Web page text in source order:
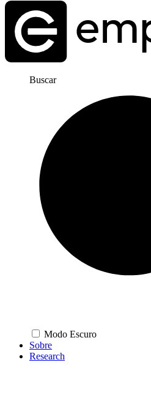
Buscar
Modo Escuro
Sobre
Research